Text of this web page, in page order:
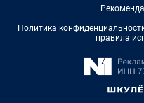
Политика
правила